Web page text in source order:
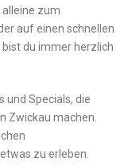
zum
auf einen ⁤schnellen
du immer herzlich
und Specials, die
Zwickau machen.
zu erleben.